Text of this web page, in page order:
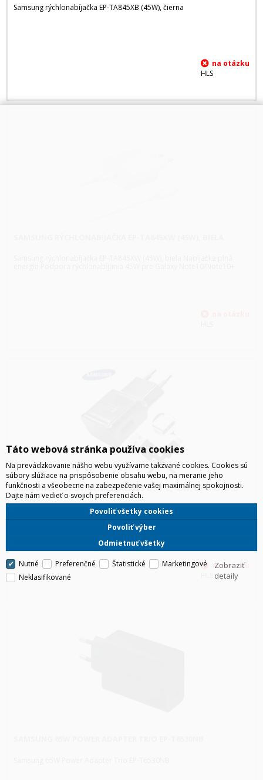
Samsung rýchlonabíjačka EP-TA845XB (45W), čierna
HLS
SAMSUNG CESTOVNÁ NABÍJAČKA S USB-C, 45W, EP-T4510XB
ČIERNY
Samsung cestovná nabíjačka s USB-C, 45W, EP-T4510XB čierny
Táto webová stránka používa cookies
Na prevádzkovanie nášho webu využívame takzvané cookies. Cookies sú
súbory slúžiace na prispôsobenie obsahu webu, na meranie jeho
funkčnosti a všeobecne na zabezpečenie vašej maximálnej spokojnosti.
Dajte nám vedieť o svojich preferenciách.
Odmietnuť všetky
Povoliť výber
Povoliť všetky cookies
Nutné Preferenčné Štatistické
Marketingové
Neklasifikované
Zobraziť
detaily